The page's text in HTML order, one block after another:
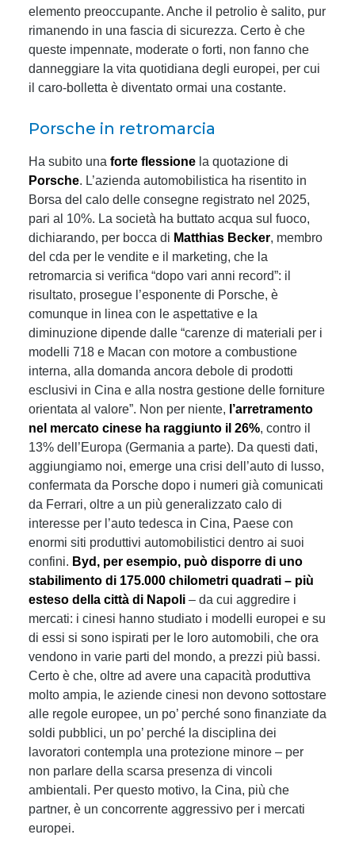
elemento preoccupante. Anche il petrolio è salito, pur
rimanendo in una fascia di sicurezza. Certo è che
queste impennate, moderate o forti, non fanno che
danneggiare la vita quotidiana degli europei, per cui
il caro-bolletta è diventato ormai una costante.
Porsche in retromarcia
Ha subito una forte flessione la quotazione di
Porsche. L’azienda automobilistica ha risentito in
Borsa del calo delle consegne registrato nel 2025,
pari al 10%. La società ha buttato acqua sul fuoco,
dichiarando, per bocca di Matthias Becker, membro
del cda per le vendite e il marketing, che la
retromarcia si verifica “dopo vari anni record”: il
risultato, prosegue l’esponente di Porsche, è
comunque in linea con le aspettative e la
diminuzione dipende dalle “carenze di materiali per i
modelli 718 e Macan con motore a combustione
interna, alla domanda ancora debole di prodotti
esclusivi in Cina e alla nostra gestione delle forniture
orientata al valore”. Non per niente, l’arretramento
nel mercato cinese ha raggiunto il 26%, contro il
13% dell’Europa (Germania a parte). Da questi dati,
aggiungiamo noi, emerge una crisi dell’auto di lusso,
confermata da Porsche dopo i numeri già comunicati
da Ferrari, oltre a un più generalizzato calo di
interesse per l’auto tedesca in Cina, Paese con
enormi siti produttivi automobilistici dentro ai suoi
confini. Byd, per esempio, può disporre di uno
stabilimento di 175.000 chilometri quadrati – più
esteso della città di Napoli – da cui aggredire i
mercati: i cinesi hanno studiato i modelli europei e su
di essi si sono ispirati per le loro automobili, che ora
vendono in varie parti del mondo, a prezzi più bassi.
Certo è che, oltre ad avere una capacità produttiva
molto ampia, le aziende cinesi non devono sottostare
alle regole europee, un po’ perché sono finanziate da
soldi pubblici, un po’ perché la disciplina dei
lavoratori contempla una protezione minore – per
non parlare della scarsa presenza di vincoli
ambientali. Per questo motivo, la Cina, più che
partner, è un concorrente aggressivo per i mercati
europei.